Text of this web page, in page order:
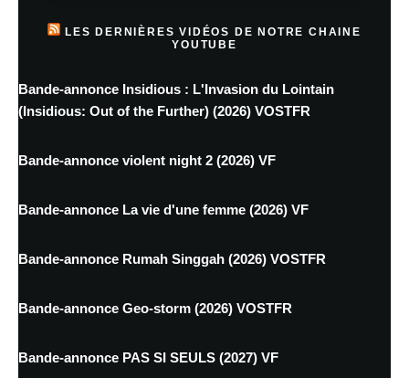
LES DERNIÈRES VIDÉOS DE NOTRE CHAINE
YOUTUBE
Bande-annonce Insidious : L'Invasion du Lointain
(Insidious: Out of the Further) (2026) VOSTFR
Bande-annonce violent night 2 (2026) VF
Bande-annonce La vie d'une femme (2026) VF
Bande-annonce Rumah Singgah (2026) VOSTFR
Bande-annonce Geo-storm (2026) VOSTFR
Bande-annonce PAS SI SEULS (2027) VF